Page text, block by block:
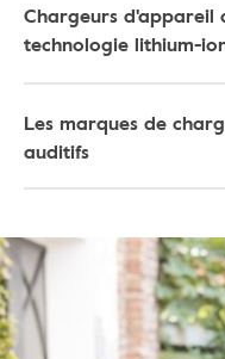
Chargeurs d'appareil
technologie lithium-
Les marques de
auditifs